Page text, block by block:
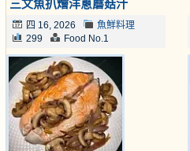
三文魚扒燴洋蔥蘑菇汁
四 16, 2026
魚鮮料理
299
Food No.1